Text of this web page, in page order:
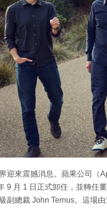
迎來震撼消息。蘋果公司（
9 月 1 日正式卸任，並轉任
副總裁 John Ternus。這場